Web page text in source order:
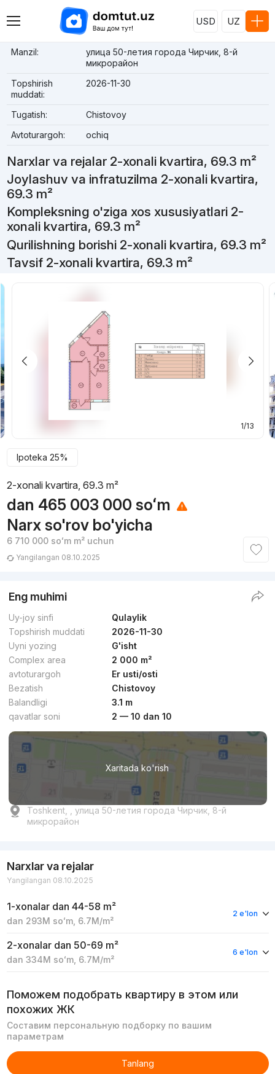
USD UZ
Manzil:
улица 50-летия города Чирчик, 8-й
микрорайон
Topshirish
muddati:
2026-11-30
Tugatish:
Chistovoy
Avtoturargoh:
ochiq
Narxlar va rejalar 2-xonali kvartira, 69.3 m²
Joylashuv va infratuzilma 2-xonali kvartira,
69.3 m²
Kompleksning o'ziga xos xususiyatlari 2-
xonali kvartira, 69.3 m²
Qurilishning borishi 2-xonali kvartira, 69.3 m²
Tavsif 2-xonali kvartira, 69.3 m²
1/13
Ipoteka 25%
2-xonali kvartira, 69.3 m²
dan 465 003 000 soʻm
Narx so'rov bo'yicha
6 710 000 soʻmm² uchun
Yangilangan 08.10.2025
Eng muhimi
Uy-joy sinfi
Qulaylik
Topshirish muddati
2026-11-30
Uyni yozing
G'isht
Complex area
2 000 m²
avtoturargoh
Er usti/osti
Bezatish
Chistovoy
Balandligi
3.1 m
qavatlar soni
2 — 10 dan 10
Xaritada ko'rish
Toshkent, , улица 50-летия города Чирчик, 8-й
микрорайон
Narxlar va rejalar
Yangilangan 08.10.2025
1-xonalar dan 44-58 m²
dan 293M soʻm, 6.7M/m²
2 e'lon
2-xonalar dan 50-69 m²
dan 334M soʻm, 6.7M/m²
6 e'lon
Поможем подобрать квартиру в этом или
похожих ЖК
Составим персональную подборку по вашим
параметрам
Tanlang